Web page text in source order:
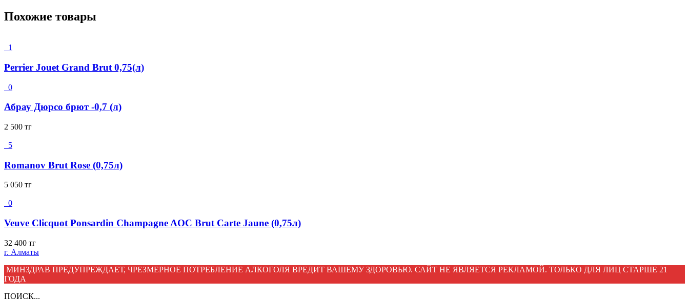
Похожие товары
1
Perrier Jouet Grand Brut 0,75(л)
0
Абрау Дюрсо брют -0,7 (л)
2 500 тг
5
Romanov Brut Rose (0,75л)
5 050 тг
0
Veuve Clicquot Ponsardin Champagne AOC Brut Сarte Jaune (0,75л)
32 400 тг
г. Алматы
МИНЗДРАВ ПРЕДУПРЕЖДАЕТ, ЧРЕЗМЕРНОЕ ПОТРЕБЛЕНИЕ АЛКОГОЛЯ ВРЕДИТ ВАШЕМУ ЗДОРОВЬЮ. САЙТ НЕ ЯВЛЯЕТСЯ РЕКЛАМОЙ. ТОЛЬКО ДЛЯ ЛИЦ СТАРШЕ 21
ГОДА
ПОИСК...